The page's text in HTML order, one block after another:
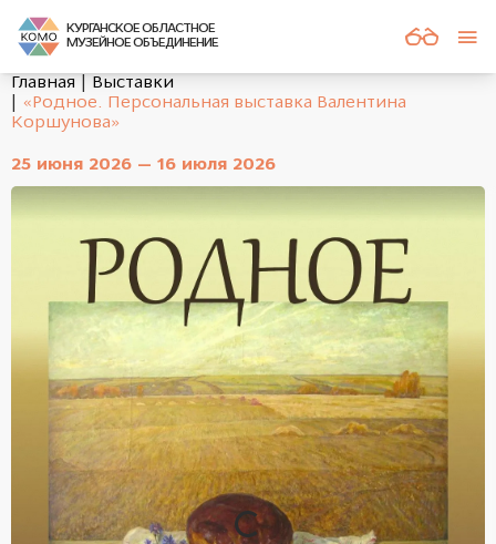
КУРГАНСКОЕ ОБЛАСТНОЕ
МУЗЕЙНОЕ ОБЪЕДИНЕНИЕ
Главная
Выставки
«Родное. Персональная выставка Валентина
Коршунова»
25 июня 2026 — 16 июля 2026